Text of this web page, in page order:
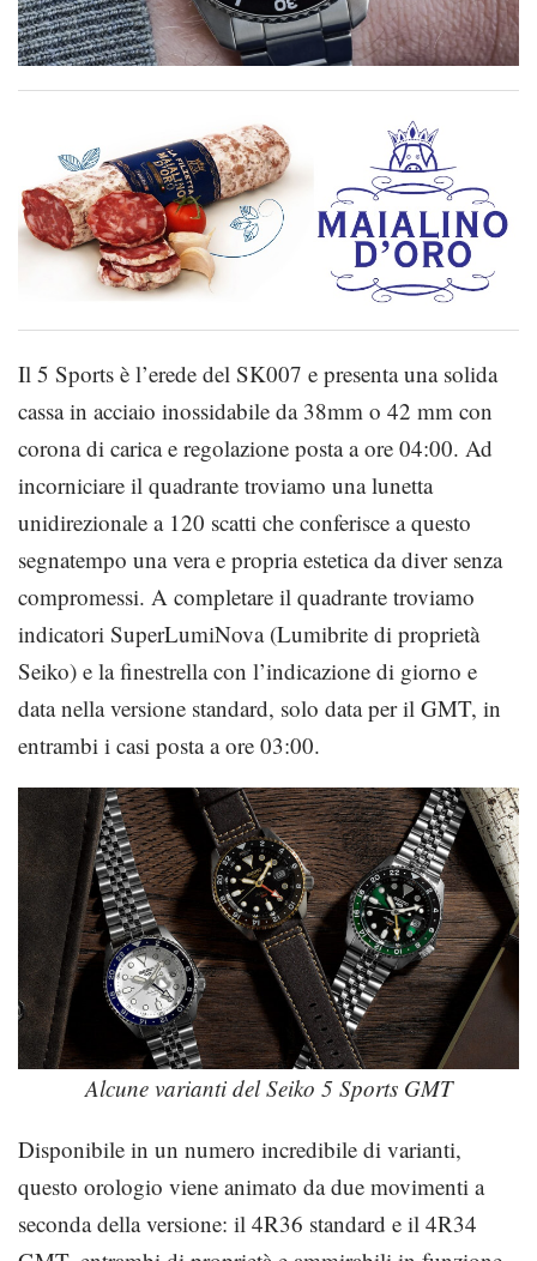
Il 5 Sports è l’erede del SK007 e presenta una solida
cassa in acciaio inossidabile da 38mm o 42 mm con
corona di carica e regolazione posta a ore 04:00. Ad
incorniciare il quadrante troviamo una lunetta
unidirezionale a 120 scatti che conferisce a questo
segnatempo una vera e propria estetica da diver senza
compromessi. A completare il quadrante troviamo
indicatori SuperLumiNova (Lumibrite di proprietà
Seiko) e la finestrella con l’indicazione di giorno e
data nella versione standard, solo data per il GMT, in
entrambi i casi posta a ore 03:00.
Alcune varianti del Seiko 5 Sports GMT
Disponibile in un numero incredibile di varianti,
questo orologio viene animato da due movimenti a
seconda della versione: il 4R36 standard e il 4R34